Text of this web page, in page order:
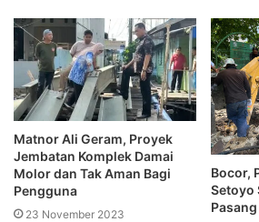
Matnor Ali Geram, Proyek
Jembatan Komplek Damai
Molor dan Tak Aman Bagi
Pengguna
23 November 2023
Bocor,
Setoyo
Pasang